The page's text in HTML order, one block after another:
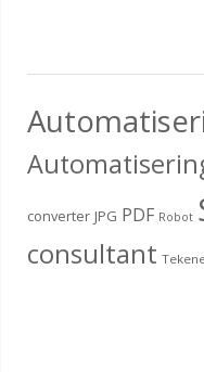
converter JPG PDF Robot
consultant